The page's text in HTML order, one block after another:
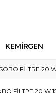
KEMİRGEN
FİLTRE 20